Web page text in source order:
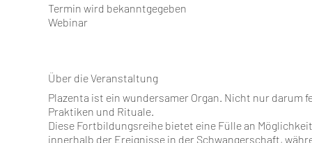
Termin wird bekanntgegeben
Webinar
Über die Veranstaltung
Plazenta ist ein wundersamer Organ. Nicht nur
Praktiken und Rituale.
Diese Fortbildungsreihe bietet eine Fülle an
innerhalb der Ereignisse in der Schwangerschaft,